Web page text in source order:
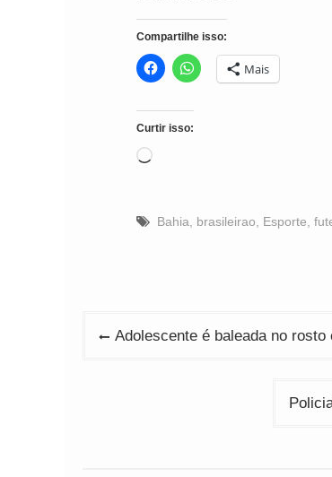
Compartilhe isso:
Mais
Curtir isso:
Carregando...
Bahia brasileirao Esporte
Navegação
Adolescente é baleada no